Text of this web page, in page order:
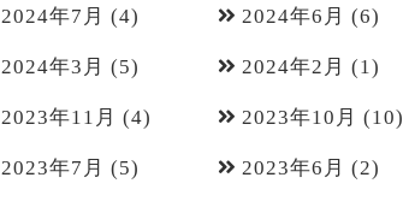
2024年7月 (4) 2024年6月 (6)
2024年3月 (5) 2024年2月 (1)
2023年11月 (4) 2023年10月 (10)
2023年7月 (5) 2023年6月 (2)